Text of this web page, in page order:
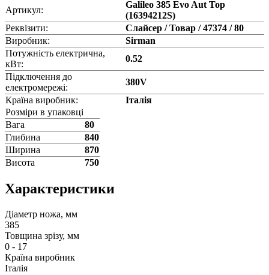
Артикул:
Galileo 385 Evo Aut Top
(16394212S)
Реквізити:
Слайсер / Товар / 47374 / 80
Виробник:
Sirman
Потужність електрична,
кВт:
0.52
Підключення до
електромережі:
380V
Країна виробник:
Італія
Розміри в упаковці
Вага
80
Глибина
840
Ширина
870
Висота
750
Характеристики
Діаметр ножа, мм
385
Товщина зрізу, мм
0 - 17
Країна виробник
Італія